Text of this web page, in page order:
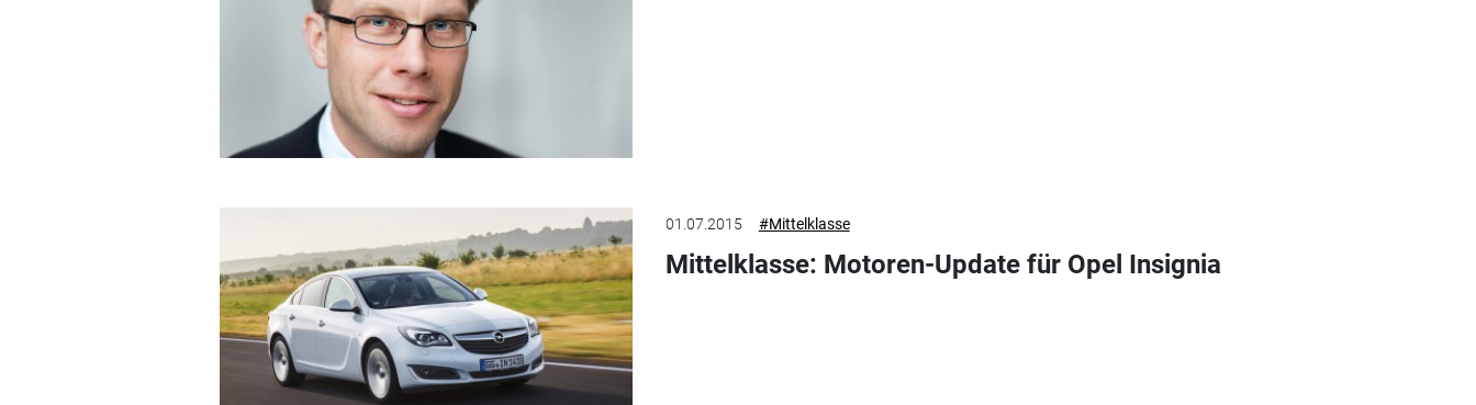
01.07.2015 #Mittelklasse
Mittelklasse: Motoren-Update für Opel Insignia